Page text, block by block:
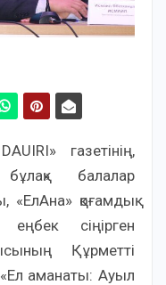
газетінің,
балалар
қоғамдық
сіңірген
Құрметті
аманаты: Ауыл